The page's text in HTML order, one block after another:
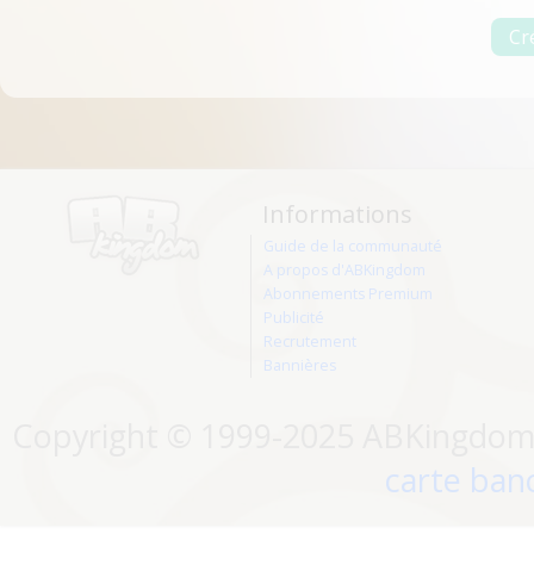
Informations
Guide de la communauté
A propos d'ABKingdom
Abonnements Premium
Publicité
Recrutement
Bannières
carte